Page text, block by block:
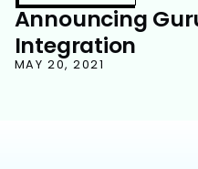
Announcing
Integration
MAY 20, 2021